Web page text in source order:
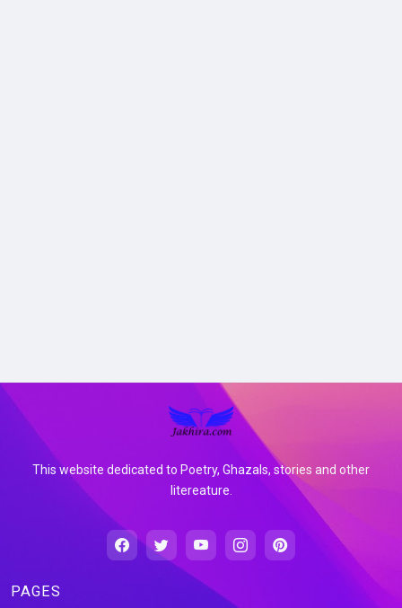
This website dedicated to Poetry, Ghazals, stories and other
litereature.
PAGES